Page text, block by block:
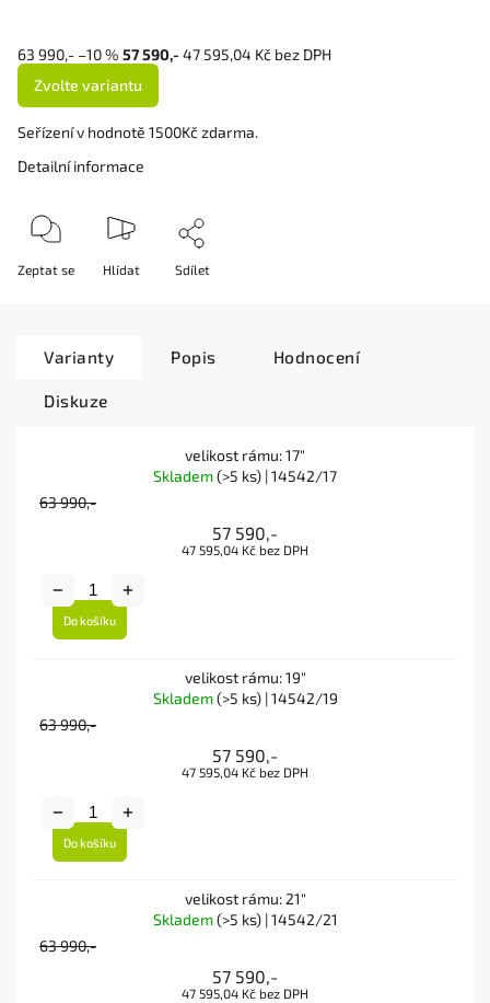
63 990,- –10 % 57 590,- 47 595,04 Kč bez DPH
Zvolte variantu
Seřízení v hodnotě 1500Kč zdarma.
Detailní informace
Zeptat se Hlídat Sdílet
Varianty Popis Hodnocení
Diskuze
velikost rámu: 17"
Skladem(>5 ks) | 14542/17
63 990,-
57 590,-
47 595,04 Kč bez DPH
Do košíku
velikost rámu: 19"
Skladem(>5 ks)| 14542/19
63 990,-
57 590,-
47 595,04 Kč bez DPH
Do košíku
velikost rámu: 21"
Skladem(>5 ks)| 14542/21
63 990,-
57 590,-
47 595,04 Kč bez DPH